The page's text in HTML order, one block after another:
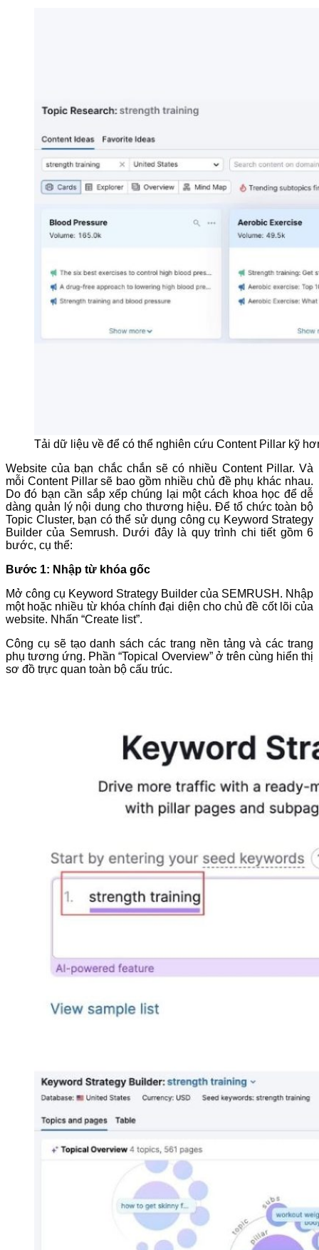
Tải dữ liệu về để có thể nghiên cứu Content Pillar kỹ
Website của bạn chắc chắn sẽ có nhiều Content Pillar. Và
mỗi Content Pillar sẽ bao gồm nhiều chủ đề phụ khác nhau.
Do đó bạn cần sắp xếp chúng lại một cách khoa học để dễ
dàng quản lý nội dung cho thương hiệu. Để tổ chức toàn bộ
Topic Cluster, bạn có thể sử dụng công cụ Keyword Strategy
Builder của Semrush. Dưới đây là quy trình chi tiết gồm 6
bước, cụ thể:
Bước 1: Nhập từ khóa gốc
Mở công cụ Keyword Strategy Builder của SEMRUSH. Nhập
một hoặc nhiều từ khóa chính đại diện cho chủ đề cốt lõi của
website. Nhấn “Create list”.
Công cụ sẽ tạo danh sách các trang nền tảng và các trang
phụ tương ứng. Phần “Topical Overview” ở trên cùng hiển thị
sơ đồ trực quan toàn bộ cấu trúc.